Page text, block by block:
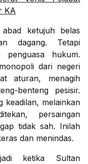
KA
ketujuh belas
dagang. Tetapi
penguasa hukum.
dari negeri
aturan, menagih
benteng pesisir.
keadilan, melainkan
persaingan
tidak sah. Inilah
dan menindas.
ketika Sultan